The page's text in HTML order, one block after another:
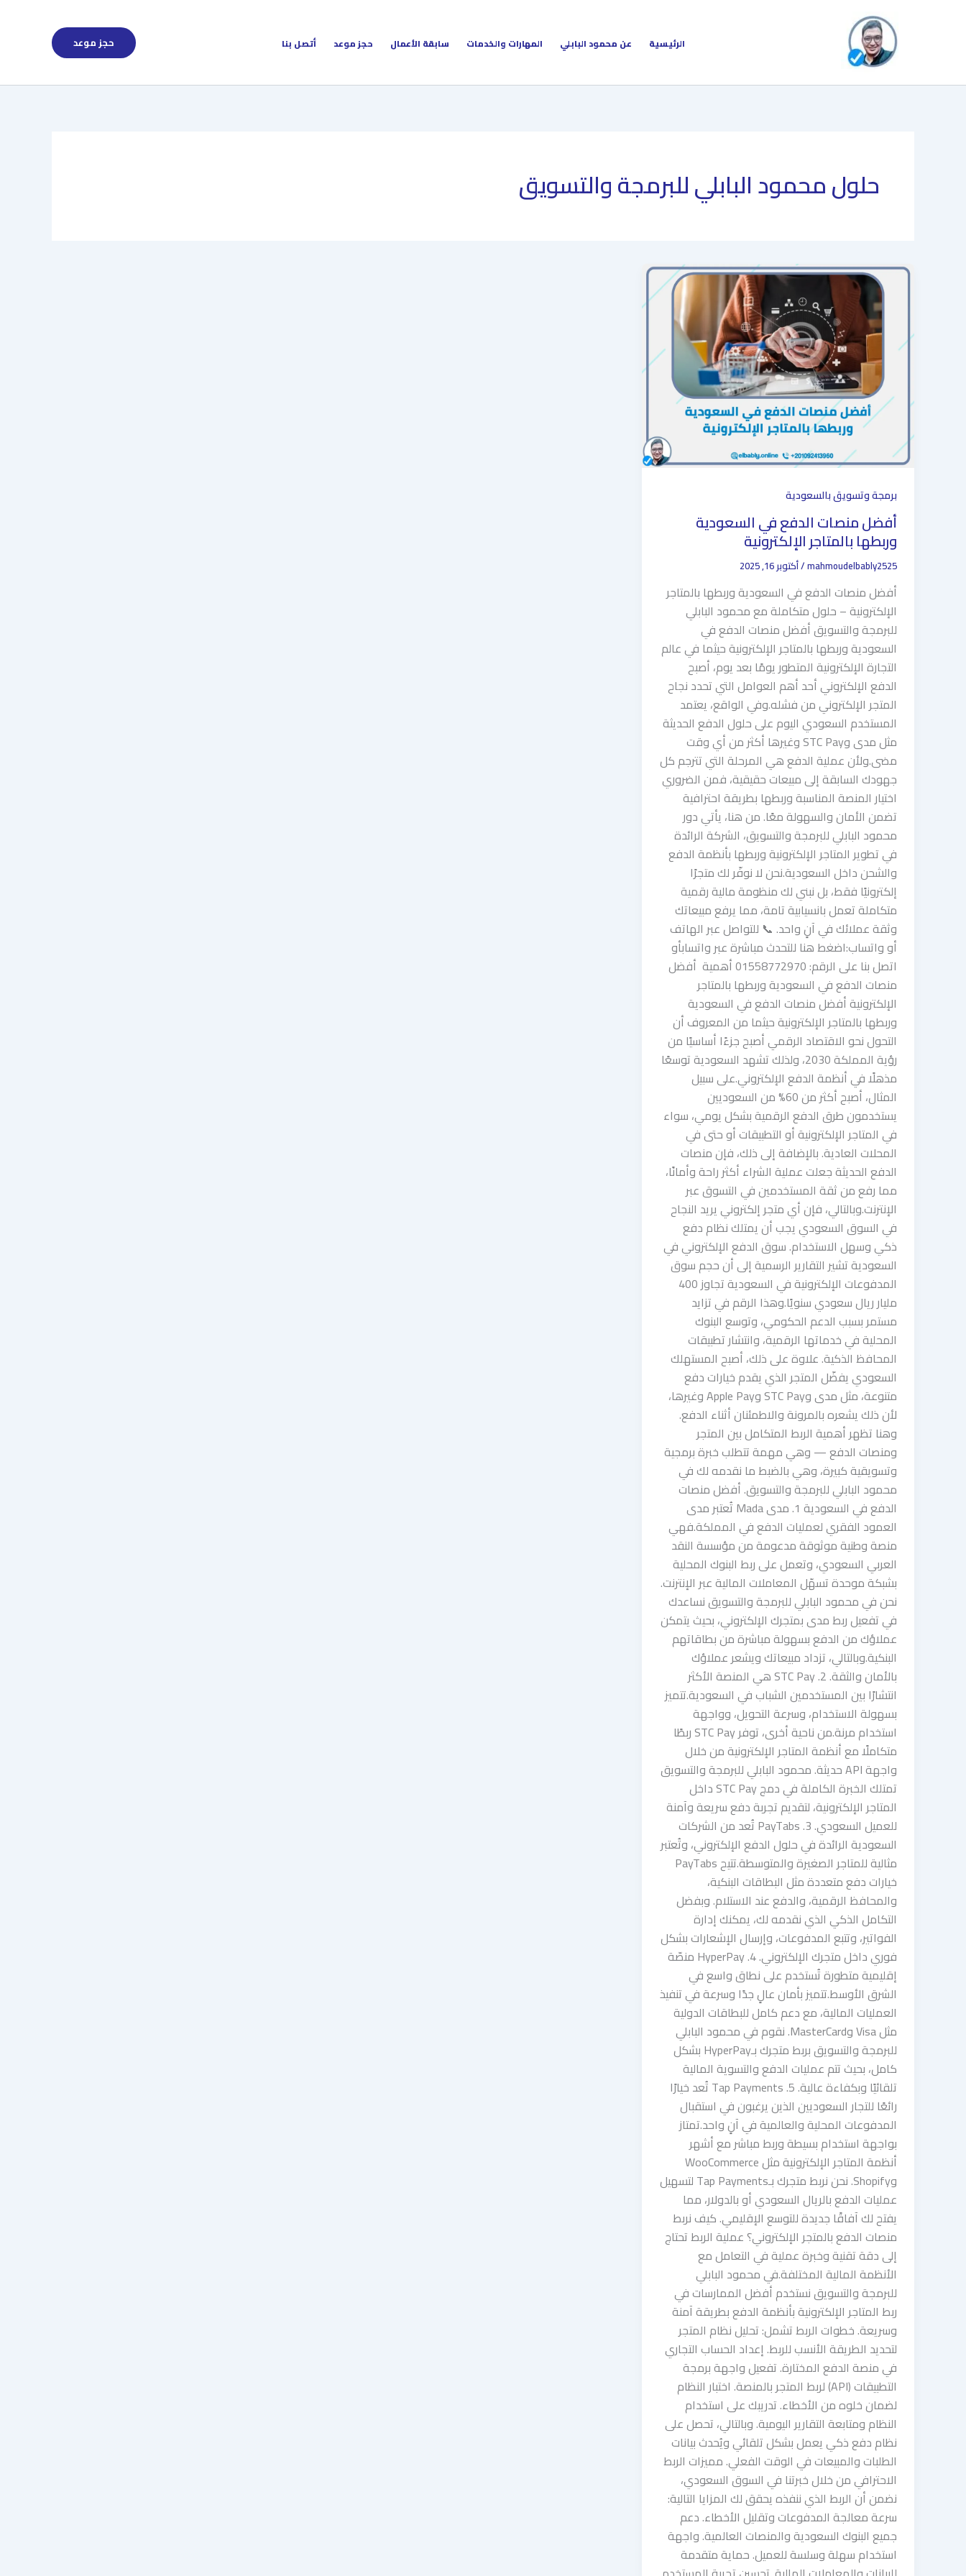
الرئيسية عن محمود البابلي المهارات والخدمات سابقة الأعمال حجز موعد أتصل بنا حجز موعد
حلول محمود البابلي للبرمجة والتسويق
برمجة وتسويق بالسعودية
أفضل منصات الدفع في السعودية
وربطها بالمتاجر الإلكترونية
mahmoudelbably2525
/أكتوبر 16, 2025
أفضل منصات الدفع في السعودية وربطها بالمتاجر
الإلكترونية – حلول متكاملة مع محمود البابلي
للبرمجة والتسويق أفضل منصات الدفع في
السعودية وربطها بالمتاجر الإلكترونية حيثما في عالم
التجارة الإلكترونية المتطور يومًا بعد يوم، أصبح
الدفع الإلكتروني أحد أهم العوامل التي تحدد نجاح
المتجر الإلكتروني من فشله.وفي الواقع، يعتمد
المستخدم السعودي اليوم على حلول الدفع الحديثة
مثل مدى وSTC Pay وغيرها أكثر من أي وقت
مضى.ولأن عملية الدفع هي المرحلة التي تترجم كل
جهودك السابقة إلى مبيعات حقيقية، فمن الضروري
اختيار المنصة المناسبة وربطها بطريقة احترافية
تضمن الأمان والسهولة معًا. من هنا، يأتي دور
محمود البابلي للبرمجة والتسويق، الشركة الرائدة
في تطوير المتاجر الإلكترونية وربطها بأنظمة الدفع
والشحن داخل السعودية.نحن لا نوفّر لك متجرًا
إلكترونيًا فقط، بل نبني لك منظومة مالية رقمية
متكاملة تعمل بانسيابية تامة، مما يرفع مبيعاتك
وثقة عملائك في آنٍ واحد. 📞 للتواصل عبر الهاتف
أو واتساب:اضغط هنا للتحدث مباشرة عبر واتسابأو
اتصل بنا على الرقم: 01558772970 أهمية أفضل
منصات الدفع في السعودية وربطها بالمتاجر
الإلكترونية أفضل منصات الدفع في السعودية
وربطها بالمتاجر الإلكترونية حيثما من المعروف أن
التحول نحو الاقتصاد الرقمي أصبح جزءًا أساسيًا من
رؤية المملكة 2030، ولذلك تشهد السعودية توسعًا
مذهلًا في أنظمة الدفع الإلكتروني.على سبيل
المثال، أصبح أكثر من 60% من السعوديين
يستخدمون طرق الدفع الرقمية بشكل يومي، سواء
في المتاجر الإلكترونية أو التطبيقات أو حتى في
المحلات العادية. بالإضافة إلى ذلك، فإن منصات
الدفع الحديثة جعلت عملية الشراء أكثر راحة وأمانًا،
مما رفع من ثقة المستخدمين في التسوق عبر
الإنترنت.وبالتالي، فإن أي متجر إلكتروني يريد النجاح
في السوق السعودي يجب أن يمتلك نظام دفع
ذكي وسهل الاستخدام. سوق الدفع الإلكتروني في
السعودية تشير التقارير الرسمية إلى أن حجم سوق
المدفوعات الإلكترونية في السعودية تجاوز 400
مليار ريال سعودي سنويًا.وهذا الرقم في تزايد
مستمر بسبب الدعم الحكومي، وتوسع البنوك
المحلية في خدماتها الرقمية، وانتشار تطبيقات
المحافظ الذكية. علاوة على ذلك، أصبح المستهلك
السعودي يفضّل المتجر الذي يقدم خيارات دفع
متنوعة، مثل مدى وSTC Pay وApple Pay وغيرها،
لأن ذلك يشعره بالمرونة والاطمئنان أثناء الدفع.
وهنا تظهر أهمية الربط المتكامل بين المتجر
ومنصات الدفع — وهي مهمة تتطلب خبرة برمجية
وتسويقية كبيرة، وهي بالضبط ما نقدمه لك في
محمود البابلي للبرمجة والتسويق. أفضل منصات
الدفع في السعودية 1. مدى Mada تُعتبر مدى
العمود الفقري لعمليات الدفع في المملكة.فهي
منصة وطنية موثوقة مدعومة من مؤسسة النقد
العربي السعودي، وتعمل على ربط البنوك المحلية
بشبكة موحدة تسهّل المعاملات المالية عبر الإنترنت.
نحن في محمود البابلي للبرمجة والتسويق نساعدك
في تفعيل ربط مدى بمتجرك الإلكتروني، بحيث يتمكن
عملاؤك من الدفع بسهولة مباشرة من بطاقاتهم
البنكية.وبالتالي، تزداد مبيعاتك ويشعر عملاؤك
بالأمان والثقة. 2. STC Pay هي المنصة الأكثر
انتشارًا بين المستخدمين الشباب في السعودية.تتميز
بسهولة الاستخدام، وسرعة التحويل، وواجهة
استخدام مرنة.من ناحية أخرى، توفر STC Pay ربطًا
متكاملًا مع أنظمة المتاجر الإلكترونية من خلال
واجهة API حديثة. محمود البابلي للبرمجة والتسويق
تمتلك الخبرة الكاملة في دمج STC Pay داخل
المتاجر الإلكترونية، لتقديم تجربة دفع سريعة وآمنة
للعميل السعودي. 3. PayTabs تُعد من الشركات
السعودية الرائدة في حلول الدفع الإلكتروني، وتُعتبر
مثالية للمتاجر الصغيرة والمتوسطة.تتيح PayTabs
خيارات دفع متعددة مثل البطاقات البنكية،
والمحافظ الرقمية، والدفع عند الاستلام. وبفضل
التكامل الذكي الذي نقدمه لك، يمكنك إدارة
الفواتير، وتتبع المدفوعات، وإرسال الإشعارات بشكل
فوري داخل متجرك الإلكتروني. 4. HyperPay منصّة
إقليمية متطورة تُستخدم على نطاق واسع في
الشرق الأوسط.تتميز بأمان عالٍ جدًا وسرعة في تنفيذ
العمليات المالية، مع دعم كامل للبطاقات الدولية
مثل Visa وMasterCard. نقوم في محمود البابلي
للبرمجة والتسويق بربط متجرك بـHyperPay بشكل
كامل، بحيث تتم عمليات الدفع والتسوية المالية
تلقائيًا وبكفاءة عالية. 5. Tap Payments تُعد خيارًا
رائعًا للتجار السعوديين الذين يرغبون في استقبال
المدفوعات المحلية والعالمية في آنٍ واحد.تمتاز
بواجهة استخدام بسيطة وربط مباشر مع أشهر
أنظمة المتاجر الإلكترونية مثل WooCommerce
وShopify. نحن نربط متجرك بـTap Payments لتسهيل
عمليات الدفع بالريال السعودي أو بالدولار، مما
يفتح لك آفاقًا جديدة للتوسع الإقليمي. كيف نربط
منصات الدفع بالمتجر الإلكتروني؟ عملية الربط تحتاج
إلى دقة تقنية وخبرة عملية في التعامل مع
الأنظمة المالية المختلفة.في محمود البابلي
للبرمجة والتسويق نستخدم أفضل الممارسات في
ربط المتاجر الإلكترونية بأنظمة الدفع بطريقة آمنة
وسريعة. خطوات الربط تشمل: تحليل نظام المتجر
لتحديد الطريقة الأنسب للربط. إعداد الحساب التجاري
في منصة الدفع المختارة. تفعيل واجهة برمجة
التطبيقات (API) لربط المتجر بالمنصة. اختبار النظام
لضمان خلوه من الأخطاء. تدريبك على استخدام
النظام ومتابعة التقارير اليومية. وبالتالي، تحصل على
نظام دفع ذكي يعمل بشكل تلقائي ويُحدث بيانات
الطلبات والمبيعات في الوقت الفعلي. مميزات الربط
الاحترافي من خلال خبرتنا في السوق السعودي،
نضمن أن الربط الذي ننفذه يحقق لك المزايا التالية:
سرعة معالجة المدفوعات وتقليل الأخطاء. دعم
جميع البنوك السعودية والمنصات العالمية. واجهة
استخدام سهلة وسلسة للعميل. حماية متقدمة